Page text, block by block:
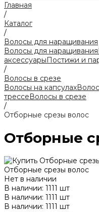
Главная
/
Каталог
/
Волосы для наращивания
Волосы для наращивания
аксессуарыПостижи и
/
Волосы в срезе
Волосы на капсулах
трессеВолосы в срезе
/
Отборные срезы волос
Отборные
Отборные срезы волос
Нет в наличии
В наличии: 1111 шт
В наличии: 1111 шт
В наличии: 1111 шт